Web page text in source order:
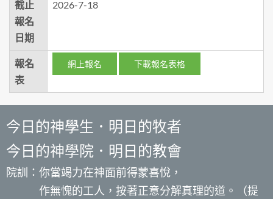
截止
報名
日期
2026-7-18
報名
表
網上報名 下載報名表格
今日的神學生．明日的牧者
今日的神學院．明日的教會
院訓：你當竭力在神面前得蒙喜悅，
作無愧的工人，按著正意分解真理的道。（提